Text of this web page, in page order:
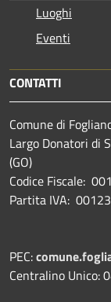
Luoghi
Eventi
CONTATTI
Comune di
Largo Donatori di
(GO)
Codice Fiscale:
Partita IVA:
PEC:
Centralino Unico: